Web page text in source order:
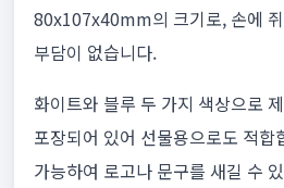
80x107x40mm의 크기로, 손에
부담이 없습니다.
화이트와 블루 두 가지 색상으로
포장되어 있어 선물용으로도 적합
가능하여 로고나 문구를 새길 수